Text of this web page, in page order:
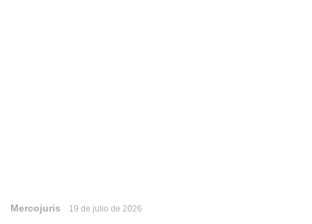
Mercojuris 19 de julio de 2026